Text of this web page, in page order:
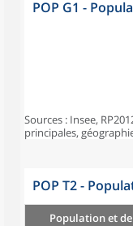
POP G1 -
Sources : Insee,
principales,
POP T2 -
Population et